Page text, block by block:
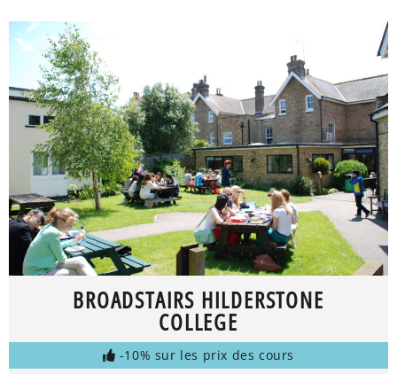
BROADSTAIRS HILDERSTONE
COLLEGE
-10% sur les prix des cours